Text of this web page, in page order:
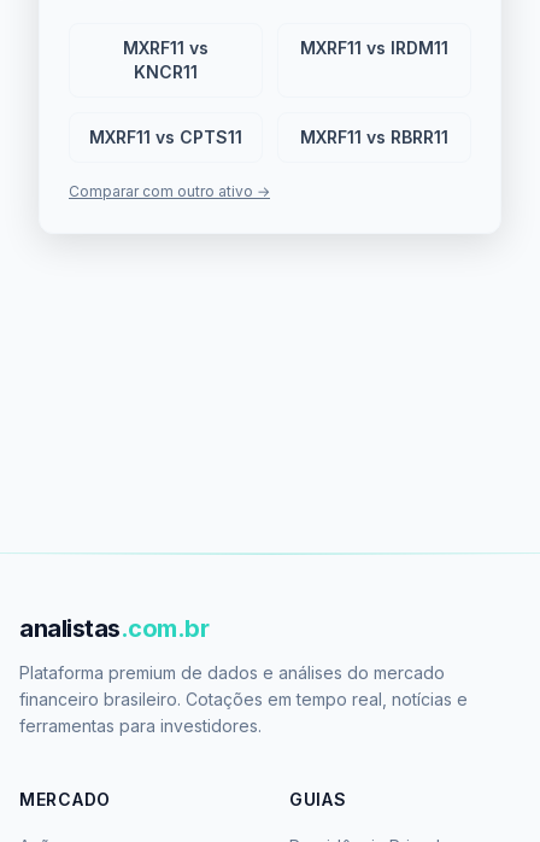
MXRF11 vs
KNCR11
MXRF11 vs IRDM11
MXRF11 vs CPTS11 MXRF11 vs RBRR11
Comparar com outro ativo →
analistas.com.br
Plataforma premium de dados e análises do mercado
financeiro brasileiro. Cotações em tempo real, notícias e
ferramentas para investidores.
MERCADO GUIAS